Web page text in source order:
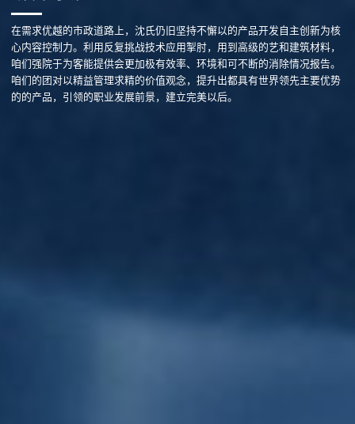
在需求优越的市政道路上，沈氏仍旧坚持不懈以的产品开发自主创新为核
心内容控制力。利用反复挑战技术应用掣肘，用到高级的艺和建筑材料，
咱们强院于为客能提供会更加极有效率、环境和可不断的消除情况报告。
咱们的团对以精益管理求精的价值观念，提升出都具有世界领先主要优势
的的产品，引领的职业发展前景，建立完美以后。